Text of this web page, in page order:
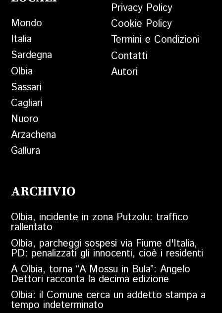
Mondo
Italia
Sardegna
Olbia
Sassari
Cagliari
Nuoro
Arzachena
Gallura
Privacy Policy
Cookie Policy
Termini e Condizioni
Contatti
Autori
ARCHIVIO
Olbia, incidente in zona Putzolu: traffico
rallentato
Olbia, parcheggi sospesi via Fiume d'Italia,
PD: penalizzati gli innocenti, cioè i residenti
A Olbia, torna “A Mossu in Bula”: Angelo
Dettori racconta la decima edizione
Olbia: il Comune cerca un addetto stampa a
tempo indeterminato